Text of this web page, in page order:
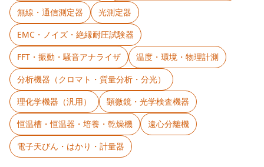
無線・通信測定器
光測定器
EMC・ノイズ・絶縁耐圧試験器
FFT・振動・騒音アナライザ
温度・環境・物理計測
分析機器（クロマト・質量分析・分光）
理化学機器（汎用）
顕微鏡・光学検査機器
恒温槽・恒温器・培養・乾燥機
遠心分離機
電子天びん・はかり・計量器